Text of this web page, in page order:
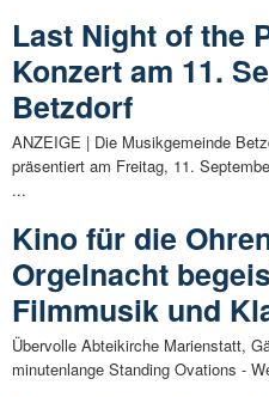
Last Night of the
Konzert am 11.
Betzdorf
ANZEIGE | Die Musikgemeinde
präsentiert am Freitag, 11.
...
Kino für die
Orgelnacht
Filmmusik und
Übervolle Abteikirche Marienstatt,
minutenlange Standing Ovations -